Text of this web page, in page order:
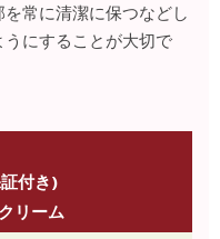
常に清潔に保つなどし
にすることが大切で
付き)
リーム